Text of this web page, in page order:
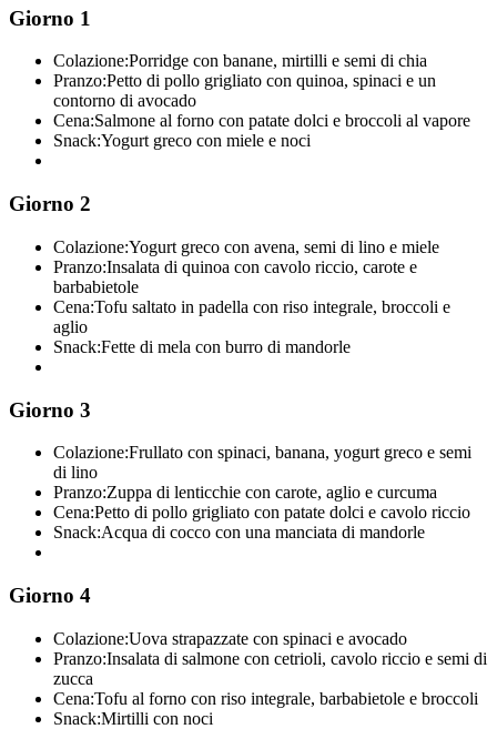
Giorno 1
Colazione:Porridge con banane, mirtilli e semi di chia
Pranzo:Petto di pollo grigliato con quinoa, spinaci e un
contorno di avocado
Cena:Salmone al forno con patate dolci e broccoli al vapore
Snack:Yogurt greco con miele e noci
Giorno 2
Colazione:Yogurt greco con avena, semi di lino e miele
Pranzo:Insalata di quinoa con cavolo riccio, carote e
barbabietole
Cena:Tofu saltato in padella con riso integrale, broccoli e
aglio
Snack:Fette di mela con burro di mandorle
Giorno 3
Colazione:Frullato con spinaci, banana, yogurt greco e semi
di lino
Pranzo:Zuppa di lenticchie con carote, aglio e curcuma
Cena:Petto di pollo grigliato con patate dolci e cavolo riccio
Snack:Acqua di cocco con una manciata di mandorle
Giorno 4
Colazione:Uova strapazzate con spinaci e avocado
Pranzo:Insalata di salmone con cetrioli, cavolo riccio e semi di
zucca
Cena:Tofu al forno con riso integrale, barbabietole e broccoli
Snack:Mirtilli con noci